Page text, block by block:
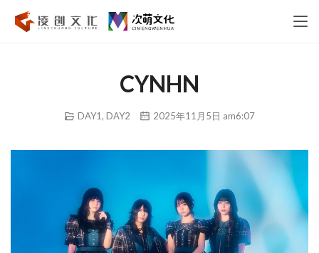
CYNHN
DAY1, DAY2 2025年11月5日 am6:07